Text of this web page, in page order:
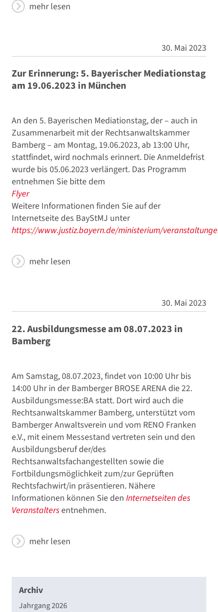
mehr lesen
30. Mai 2023
Zur Erinnerung: 5. Bayerischer Mediationstag
am 19.06.2023 in München
An den 5. Bayerischen Mediationstag, der – auch in
Zusammenarbeit mit der Rechtsanwaltskammer
Bamberg – am Montag, 19.06.2023, ab 13:00 Uhr,
stattfindet, wird nochmals erinnert. Die Anmeldefrist
wurde bis 05.06.2023 verlängert. Das Programm
entnehmen Sie bitte dem
Flyer
Weitere Informationen finden Sie auf der
Internetseite des BayStMJ unter
https://www.justiz.bayern.de/ministerium/
mehr lesen
30. Mai 2023
22. Ausbildungsmesse am 08.07.2023 in
Bamberg
Am Samstag, 08.07.2023, findet von 10:00 Uhr bis
14:00 Uhr in der Bamberger BROSE ARENA die 22.
Ausbildungsmesse:BA statt. Dort wird auch die
Rechtsanwaltskammer Bamberg, unterstützt vom
Bamberger Anwaltsverein und vom RENO Franken
e.V., mit einem Messestand vertreten sein und den
Ausbildungsberuf der/des
Rechtsanwaltsfachangestellten sowie die
Fortbildungsmöglichkeit zum/zur Geprüften
Rechtsfachwirt/in präsentieren. Nähere
Informationen können Sie den Internetseiten des
Veranstaltersentnehmen.
mehr lesen
Archiv
Jahrgang 2026